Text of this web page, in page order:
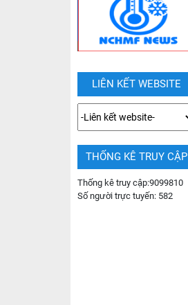
LIÊN KẾT WEBSITE
THỐNG KÊ TRUY CẬP
Thống kê truy cập:9099810
Số người trực tuyến: 582